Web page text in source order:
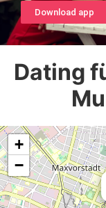
Download app
Dating
+
−